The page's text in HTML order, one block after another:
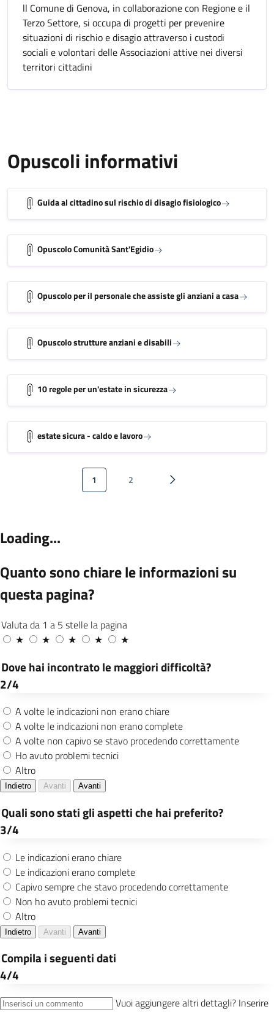
ll Comune di Genova, in collaborazione con Regione e il
Terzo Settore, si occupa di progetti per prevenire
situazioni di rischio e disagio attraverso i custodi
sociali e volontari delle Associazioni attive nei diversi
territori cittadini
Opuscoli informativi
Guida al cittadino sul rischio di disagio fisiologico
Opuscolo Comunità Sant'Egidio
Opuscolo per il personale che assiste gli anziani a casa
Opuscolo strutture anziani e disabili
10 regole per un'estate in sicurezza
estate sicura - caldo e lavoro
Paginazione
Pagina attuale
1 Pagina
2 Pagina successiva